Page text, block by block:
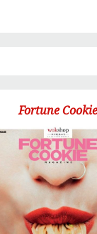
Fortune Cookie